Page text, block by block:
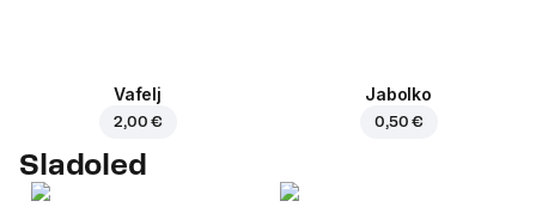
Vafelj
2,00 €
Jabolko
0,50 €
Sladoled